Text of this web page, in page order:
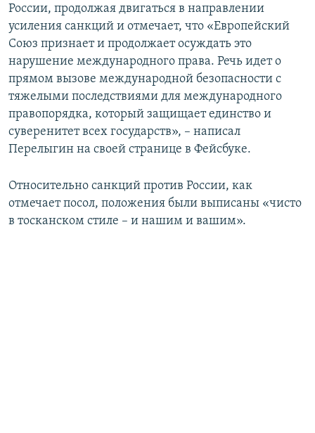
России, продолжая двигаться в направлении
усиления санкций и отмечает, что «Европейский
Союз признает и продолжает осуждать это
нарушение международного права. Речь идет о
прямом вызове международной безопасности с
тяжелыми последствиями для международного
правопорядка, который защищает единство и
суверенитет всех государств», – написал
Перелыгин на своей странице в Фейсбуке.
Относительно санкций против России, как
отмечает посол, положения были выписаны «чисто
в тосканском стиле – и нашим и вашим».